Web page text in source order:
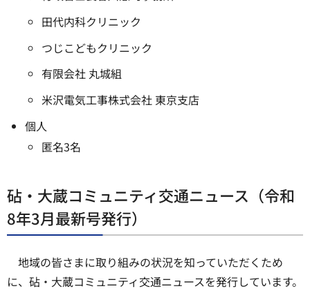
田代内科クリニック
つじこどもクリニック
有限会社 丸城組
米沢電気工事株式会社 東京支店
個人
匿名3名
砧・大蔵コミュニティ交通ニュース（令和
8年3月最新号発行）
地域の皆さまに取り組みの状況を知っていただくため
に、砧・大蔵コミュニティ交通ニュースを発行しています。